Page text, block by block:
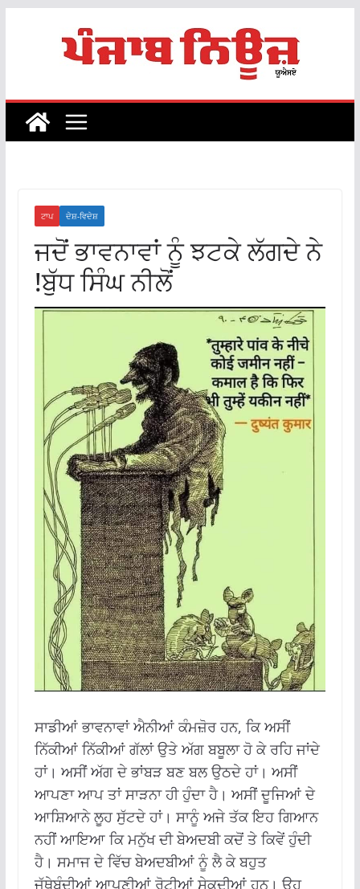
ਟਾਪ ਦੇਸ਼-ਵਿਦੇਸ਼
ਜਦੋਂ ਭਾਵਨਾਵਾਂ ਨੂੰ ਝਟਕੇ ਲੱਗਦੇ ਨੇ
!ਬੁੱਧ ਸਿੰਘ ਨੀਲੋਂ
ਸਾਡੀਆਂ ਭਾਵਨਾਵਾਂ ਐਨੀਆਂ ਕੰਮਜ਼ੋਰ ਹਨ, ਕਿ ਅਸੀਂ
ਨਿੱਕੀਆਂ ਨਿੱਕੀਆਂ ਗੱਲਾਂ ਉਤੇ ਅੱਗ ਬਬੂਲਾ ਹੋ ਕੇ ਰਹਿ ਜਾਂਦੇ
ਹਾਂ। ਅਸੀਂ ਅੱਗ ਦੇ ਭਾਂਬੜ ਬਣ ਬਲ ਉਠਦੇ ਹਾਂ। ਅਸੀਂ
ਆਪਣਾ ਆਪ ਤਾਂ ਸਾੜਨਾ ਹੀ ਹੁੰਦਾ ਹੈ। ਅਸੀਂ ਦੂਜਿਆਂ ਦੇ
ਆਸ਼ਿਆਨੇ ਲੂਹ ਸੁੱਟਦੇ ਹਾਂ। ਸਾਨੂੰ ਅਜੇ ਤੱਕ ਇਹ ਗਿਆਨ
ਨਹੀਂ ਆਇਆ ਕਿ ਮਨੁੱਖ ਦੀ ਬੇਅਦਬੀ ਕਦੋਂ ਤੇ ਕਿਵੇਂ ਹੁੰਦੀ
ਹੈ। ਸਮਾਜ ਦੇ ਵਿੱਚ ਬੇਅਦਬੀਆਂ ਨੂੰ ਲੈ ਕੇ ਬਹੁਤ
ਜੱਥੇਬੰਦੀਆਂ ਆਪਣੀਆਂ ਰੋਟੀਆਂ ਸੇਕਦੀਆਂ ਹਨ। ਉਹ